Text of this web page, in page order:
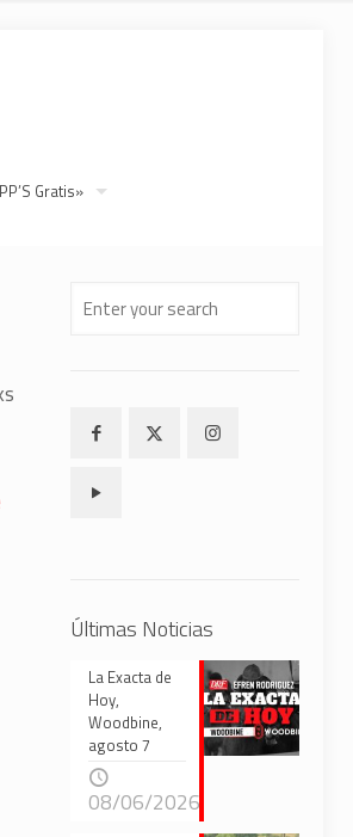
Gratis»
Últimas Noticias
La Exacta de
Hoy,
Woodbine,
agosto 7
08/06/2026